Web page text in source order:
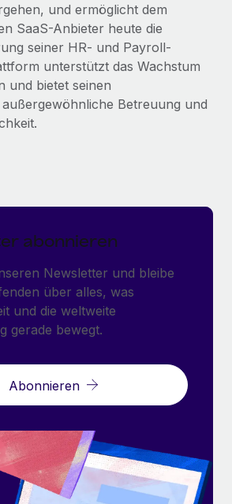
und ermöglicht dem
SaaS-Anbieter heute die
seiner HR- und Payroll-
unterstützt das Wachstum
und bietet seinen
Betreuung und
abonnieren
Newsletter und bleibe
über alles, was
und die weltweite
gerade bewegt.
Abonnieren